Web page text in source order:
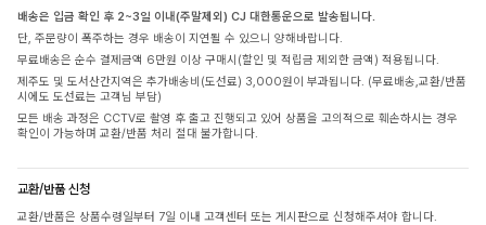
배송은 입금 확인 후 2~3일 이내(주말제외) CJ 대한통운으로 발송됩니다.
단, 주문량이 폭주하는 경우 배송이 지연될 수 있으니 양해바랍니다.
무료배송은 순수 결제금액 6만원 이상 구매시(할인 및 적립금 제외한 금액) 적용됩니다.
제주도 및 도서산간지역은 추가배송비(도선료) 3,000원이 부과됩니다. (무료배송,교환/반품
시에도 도선료는 고객님 부담)
모든 배송 과정은 CCTV로 촬영 후 출고 진행되고 있어 상품을 고의적으로 훼손하시는 경우
확인이 가능하며 교환/반품 처리 절대 불가합니다.
교환/반품 신청
교환/반품은 상품수령일부터 7일 이내 고객센터 또는 게시판으로 신청해주셔야 합니다.